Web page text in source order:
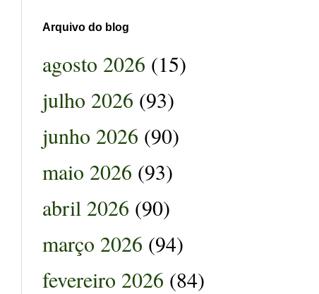
Arquivo do blog
agosto 2026 (15)
julho 2026 (93)
junho 2026 (90)
maio 2026 (93)
abril 2026 (90)
março 2026 (94)
fevereiro 2026 (84)